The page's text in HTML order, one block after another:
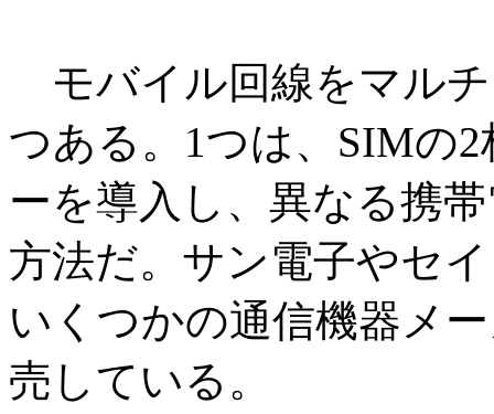
モバイル回線をマル
つある。1つは、SIMの
ーを導入し、異なる携
方法だ。サン電子やセ
いくつかの通信機器メ
売している。